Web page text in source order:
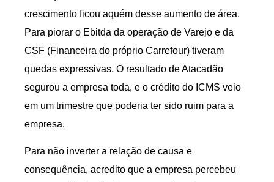
crescimento ficou aquém desse aumento de área.
Para piorar o Ebitda da operação de Varejo e da
CSF (Financeira do próprio Carrefour) tiveram
quedas expressivas. O resultado de Atacadão
segurou a empresa toda, e o crédito do ICMS veio
em um trimestre que poderia ter sido ruim para a
empresa.
Para não inverter a relação de causa e
consequência, acredito que a empresa percebeu